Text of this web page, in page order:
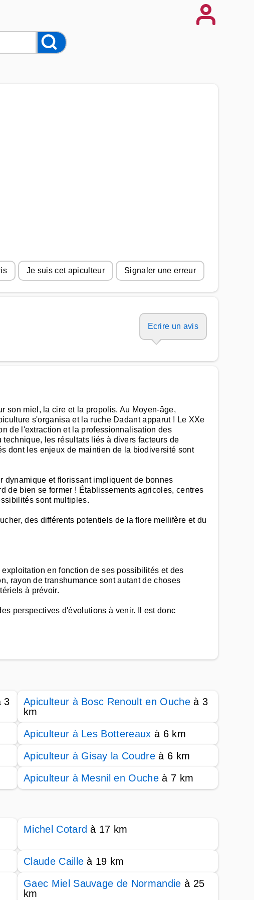
Je suis cet apiculteur Signaler une erreur
Ecrire un avis
son miel, la cire et la propolis. Au Moyen-âge,
s'organisa et la ruche Dadant apparut ! Le XXe
de l'extraction et la professionnalisation des
les résultats liés à divers facteurs de
dont les enjeux de maintien de la biodiversité sont
dynamique et florissant impliquent de bonnes
de bien se former ! Établissements agricoles, centres
sont multiples.
des différents potentiels de la flore mellifère et du
en fonction de ses possibilités et des
rayon de transhumance sont autant de choses
à prévoir.
perspectives d'évolutions à venir. Il est donc
3
Apiculteur à Bosc Renoult en Oucheà 3
km
Apiculteur à Les Bottereaux à 6 km
Apiculteur à Gisay la Coudreà 6 km
Apiculteur à Mesnil en Oucheà 7 km
Michel Cotard à 17 km
Claude Caille à 19 km
Gaec Miel Sauvage de Normandie à 25
km